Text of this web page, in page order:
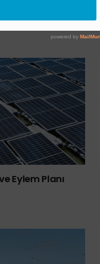
Uçuracak
Eylem Planı